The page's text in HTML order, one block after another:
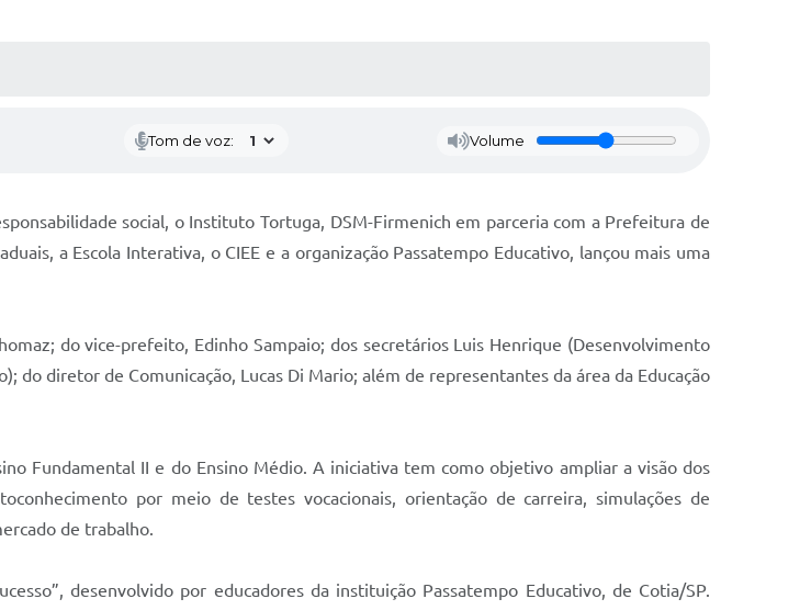
Tom de voz: Volume
social, o Instituto Tortuga, DSM-Firmenich em parceria com a Prefeitura de
a Escola Interativa, o CIEE e a organização Passatempo Educativo, lançou mais uma
do vice-prefeito, Edinho Sampaio; dos secretários Luis Henrique (Desenvolvimento
do diretor de Comunicação, Lucas Di Mario; além de representantes da área da Educação
Fundamental II e do Ensino Médio. A iniciativa tem como objetivo ampliar a visão dos
por meio de testes vocacionais, orientação de carreira, simulações de
de trabalho.
desenvolvido por educadores da instituição Passatempo Educativo, de Cotia/SP.